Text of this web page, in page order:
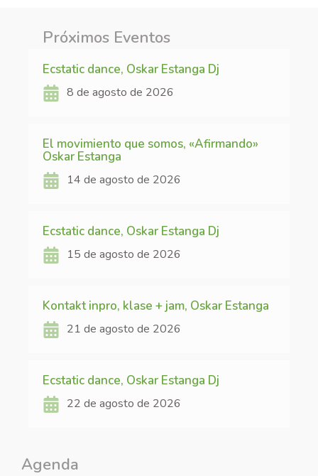
Próximos Eventos
Ecstatic dance, Oskar Estanga Dj
8 de agosto de 2026
El movimiento que somos, «Afirmando»
Oskar Estanga
14 de agosto de 2026
Ecstatic dance, Oskar Estanga Dj
15 de agosto de 2026
Kontakt inpro, klase + jam, Oskar Estanga
21 de agosto de 2026
Ecstatic dance, Oskar Estanga Dj
22 de agosto de 2026
Agenda